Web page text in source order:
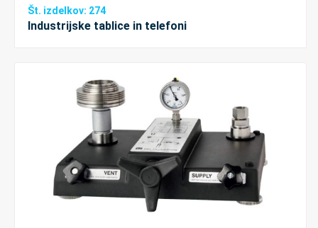
Št. izdelkov: 274
Industrijske tablice in telefoni